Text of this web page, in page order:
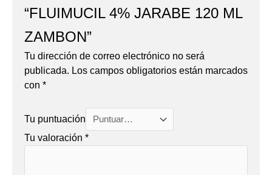
“FLUIMUCIL 4% JARABE 120 ML
ZAMBON”
Tu dirección de correo electrónico no será
publicada. Los campos obligatorios están marcados
con *
Tu puntuación
Tu valoración *